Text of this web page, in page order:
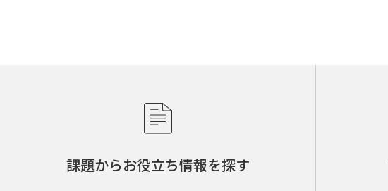
課題からお役立ち情報を探す